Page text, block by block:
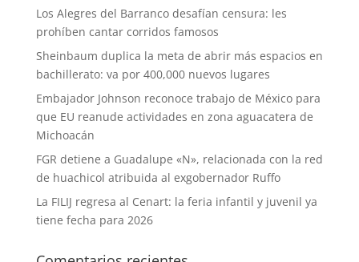
Los Alegres del Barranco desafían censura: les
prohíben cantar corridos famosos
Sheinbaum duplica la meta de abrir más espacios en
bachillerato: va por 400,000 nuevos lugares
Embajador Johnson reconoce trabajo de México para
que EU reanude actividades en zona aguacatera de
Michoacán
FGR detiene a Guadalupe «N», relacionada con la red
de huachicol atribuida al exgobernador Ruffo
La FILIJ regresa al Cenart: la feria infantil y juvenil ya
tiene fecha para 2026